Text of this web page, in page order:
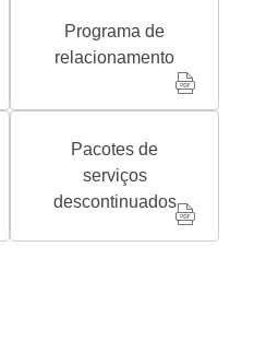
Programa de
relacionamento
Pacotes de
serviços
descontinuados